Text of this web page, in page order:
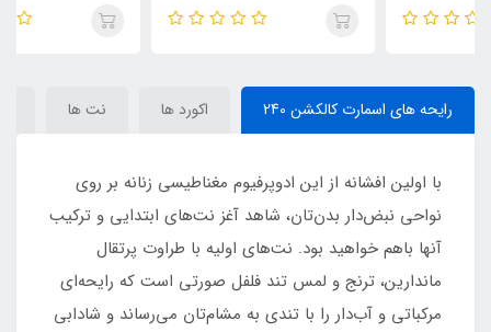
Men
سکسی Deux Cent Douze
رایحه های اسمارت کالکشن 240 اکورد ها نت ها
با اولین افشانه از این ادوپرفیوم مغناطیسی زنانه بر روی
نواحی نبض‌دار بدن‌تان، شاهد آغز نت‌های ابتدایی و ترکیب
آنها باهم خواهید بود. نت‌های اولیه با طراوت پرتقال
ماندارین، ترنج و لمس تند فلفل صورتی است که رایحه‌ای
مرکباتی و آب‌دار را با تندی به مشام‌تان می‌رساند و شادابی